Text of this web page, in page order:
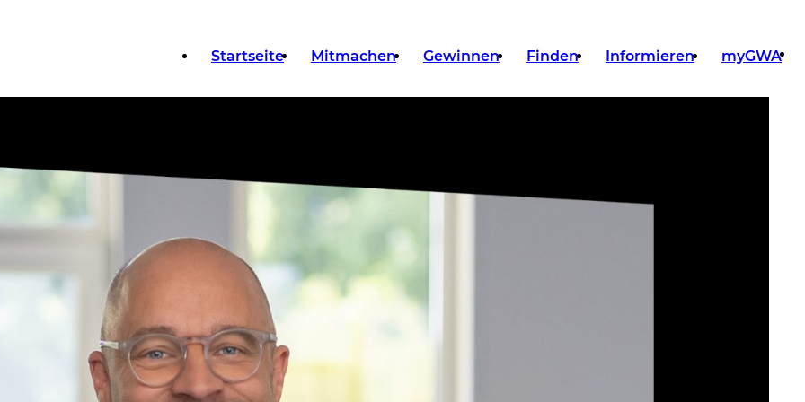
Startseite Mitmachen Gewinnen Finden Informieren myGWA